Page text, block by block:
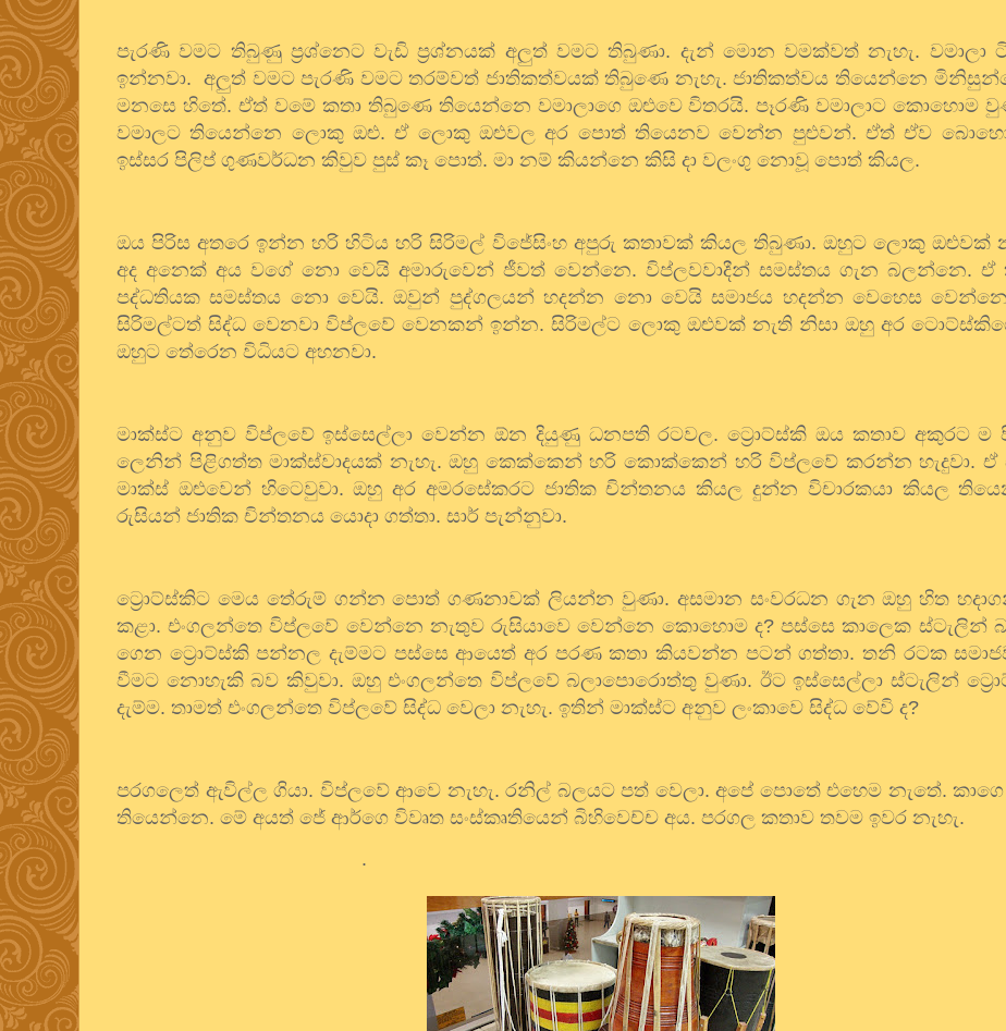
පැරණි වමට තිබුණු ප්‍රශ්නෙට වැඩි ප්‍රශ්නයක් අලුත් වමට තිබුණා. දැන් මොන වමක්වත් නැහැ. වමාලා
ඉන්නවා. අලුත් වමට පැරණි වමට තරම්වත් ජාතිකත්වයක් තිබුණෙ නැහැ.ජාතිකත්වය තියෙන්නෙ
මනසෙ හිතේ. ඒත් වමේ කතා තිබුණෙ තියෙන්නෙ වමාලාගෙ ඔළුවෙ විතරයි.පෑරණි වමාලාට කොහොම
වමාලට තියෙන්නෙ ලොකු ඔළු.ඒ ලොකු ඔළුවල අර පොත් තියෙනව වෙන්න පුළුවන්.ඒත් ඒව
ඉස්සර පිලිප් ගුණවර්ධන කිවුව පුස් කෑ පොත්. මා නම් කියන්නෙ කිසි දා වලංගු නොවූ පොත් කියල.
ඔය පිරිස අතරෙ ඉන්න හරි හිටිය හරි සිරිමල් විජේසිංහ අපුරු කතාවක් කියල තිබුණා. ඔහුට ලොකු ඔළුවක්
අද අනෙක් අය වගේ නො වෙයි අමාරුවෙන් ජීවත් වෙන්නෙ. විප්ලවවාදීන් සමස්තය ගැන බලන්නෙ. ඒ
පද්ධතියක සමස්තය නො වෙයි.ඔවුන් පුද්ගලයන් හදන්න නො වෙයි සමාජය හදන්න වෙහෙස වෙන්නෙ
සිරිමල්ටත් සිද්ධ වෙනවා විප්ලවේ වෙනකන් ඉන්න.සිරිමල්ට ලොකු ඔළුවක් නැති නිසා ඔහු අර
ඔහුට තේරෙන විධියට අහනවා.
මාක්ස්ට අනුව විප්ලවේ ඉස්සෙල්ලා වෙන්න ඕන දියුණු ධනපති රටවල.ට්‍රොට්ස්කි ඔය කතාව අකුරට ම
ලෙනින් පිළිගත්ත මාක්ස්වාදයක් නැහැ.ඔහු කෙක්කෙන් හරි කොක්කෙන් හරි විප්ලවේ කරන්න හැදුවා. ඒ
මාක්ස් ඔළුවෙන් හිටෙවුවා.ඔහු අර අමරසේකරට ජාතික චින්තනය කියල දුන්න විචාරකයා කියල
රුසියන් ජාතික චින්තනය යොදා ගත්තා. සාර් පැන්නුවා.
ට්‍රොට්ස්කිට මෙය තේරුම් ගන්න පොත් ගණනාවක් ලියන්න වුණා. අසමාන සංවරධන ගැන ඔහු හිත
කළා.එංගලන්තෙ විප්ලවේ වෙන්නෙ නැතුව රුසියාවෙ වෙන්නෙ කොහොම ද?පස්සෙ කාලෙක ස්ටැලින්
ගෙන ට්‍රොට්ස්කි පන්නල දැම්මට පස්සෙ ආයෙත් අර පරණ කතා කියවන්න පටන් ගත්තා.තනි රටක
වීමට නොහැකි බව කිවුවා. ඔහු එංගලන්තෙ විප්ලවේ බලාපොරොත්තු වුණා. ඊට ඉස්සෙල්ලා ස්ටැලින්
දැම්ම. තාමත් එංගලන්තෙ විප්ලවේ සිද්ධ වෙලා නැහැ. ඉතින් මාක්ස්ට අනුව ලංකාවෙ සිද්ධ වේවි ද?
පරගලෙත් ඇවිල්ල ගියා. විප්ලවේ ආවෙ නැහැ. රනිල් බලයට පත් වෙලා. අපේ පොතේ එහෙම නැතේ. කාගෙ
තියෙන්නෙ. මේ අයත් ජේ ආර්ගෙ විවෘත සංස්කෘතියෙන් බිහිවෙච්ච අය. පරගල කතාව තවම ඉවර නැහැ.
.